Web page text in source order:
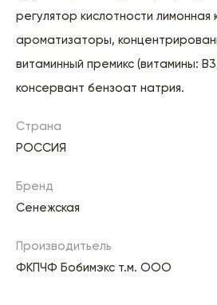
регулятор кислотности лимонная
ароматизаторы,
витаминный премикс (витамины:
консервант бензоат натрия.
Страна
РОССИЯ
Бренд
Сенежская
Производитьель
ФКПЧФ Бобимэкс т.м. ООО